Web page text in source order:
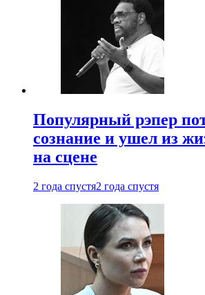
Популярный рэпер
сознание и ушел из
на сцене
2 года спустя2 года спустя